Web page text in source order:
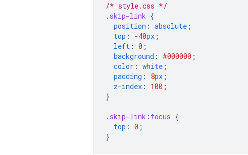
/* style.css */
. skip-link {
position : absolute ;
top : -40px ;
left : 0 ;
background : #000000 ;
color : white ;
padding : 8px ;
z-index : 100 ;
}
. skip-link : focus {
top : 0 ;
}